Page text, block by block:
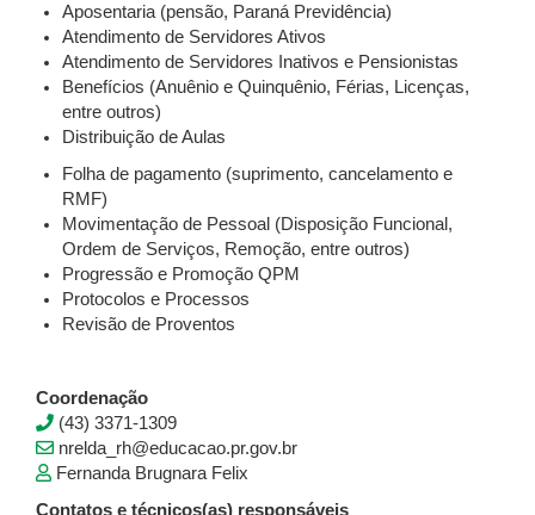
Aposentaria (pensão, Paraná Previdência)
Atendimento de Servidores Ativos
Atendimento de Servidores Inativos e Pensionistas
Benefícios (Anuênio e Quinquênio, Férias, Licenças,
entre outros)
Distribuição de Aulas
Folha de pagamento (suprimento, cancelamento e
RMF)
Movimentação de Pessoal (Disposição Funcional,
Ordem de Serviços, Remoção, entre outros)
Progressão e Promoção QPM
Protocolos e Processos
Revisão de Proventos
Coordenação
(43) 3371-1309
nrelda_rh@educacao.pr.gov.br
Fernanda Brugnara Felix
Contatos e técnicos(as) responsáveis